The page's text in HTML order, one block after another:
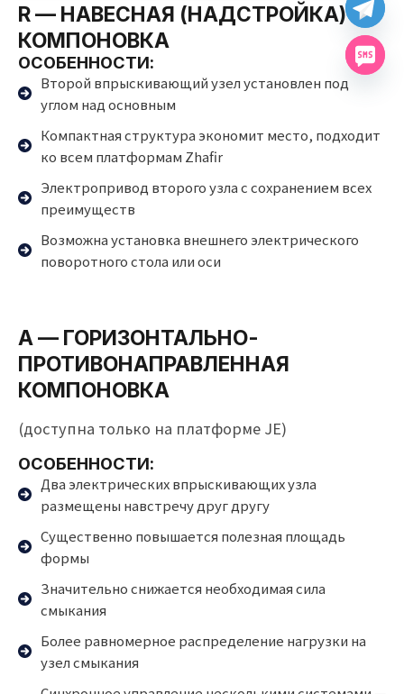
R — НАВЕСНАЯ (НАДСТРОЙКА)
КОМПОНОВКА
ОСОБЕННОСТИ:
Второй впрыскивающий узел установлен под
углом над основным
Компактная структура экономит место, подходит
ко всем платформам Zhafir
Электропривод второго узла с сохранением всех
преимуществ
Возможна установка внешнего электрического
поворотного стола или оси
A — ГОРИЗОНТАЛЬНО-
ПРОТИВОНАПРАВЛЕННАЯ
КОМПОНОВКА
(доступна только на платформе JE)
ОСОБЕННОСТИ:
Два электрических впрыскивающих узла
размещены навстречу друг другу
Существенно повышается полезная площадь
формы
Значительно снижается необходимая сила
смыкания
Более равномерное распределение нагрузки на
узел смыкания